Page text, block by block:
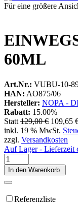
Für eine größere
60ML
Art.Nr.: VUBU-10-
HAN: AO875/06
Hersteller: NOPA -
Rabatt: 15.00%
Statt 129,00 € 109,65
inkl. 19 % MwSt.
zzgl. Versandkosten
Auf Lager - Lieferzeit
In den Warenkorb
Referenzliste